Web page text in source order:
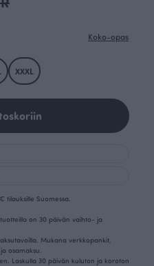
Koko-opas
XXXL
tilauksille Suomessa.
on 30 päivän vaihto- ja
Mukana verkkopankit,
osamaksu.
Laskulla 30 päivän kuluton ja koroton